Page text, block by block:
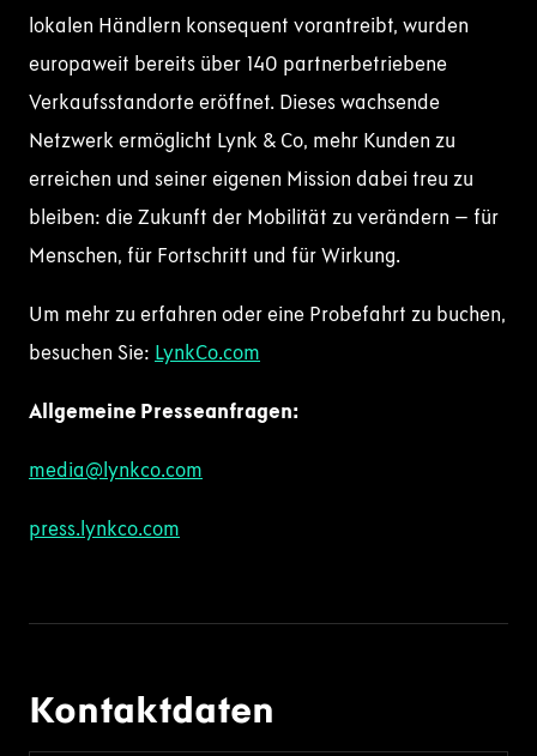
lokalen Händlern konsequent vorantreibt, wurden
europaweit bereits über 140 partnerbetriebene
Verkaufsstandorte eröffnet. Dieses wachsende
Netzwerk ermöglicht Lynk & Co, mehr Kunden zu
erreichen und seiner eigenen Mission dabei treu zu
bleiben: die Zukunft der Mobilität zu verändern – für
Menschen, für Fortschritt und für Wirkung.
Um mehr zu erfahren oder eine Probefahrt zu buchen,
besuchen Sie: LynkCo.com
Allgemeine Presseanfragen:
media@lynkco.com
press.lynkco.com
Kontaktdaten